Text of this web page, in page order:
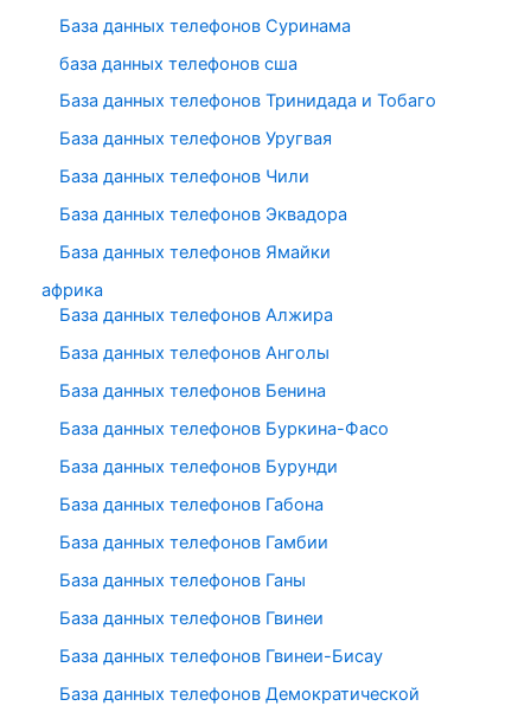
База данных телефонов Суринама
база данных телефонов сша
База данных телефонов Тринидада и Тобаго
База данных телефонов Уругвая
База данных телефонов Чили
База данных телефонов Эквадора
База данных телефонов Ямайки
африка
База данных телефонов Алжира
База данных телефонов Анголы
База данных телефонов Бенина
База данных телефонов Буркина-Фасо
База данных телефонов Бурунди
База данных телефонов Габона
База данных телефонов Гамбии
База данных телефонов Ганы
База данных телефонов Гвинеи
База данных телефонов Гвинеи-Бисау
База данных телефонов Демократической